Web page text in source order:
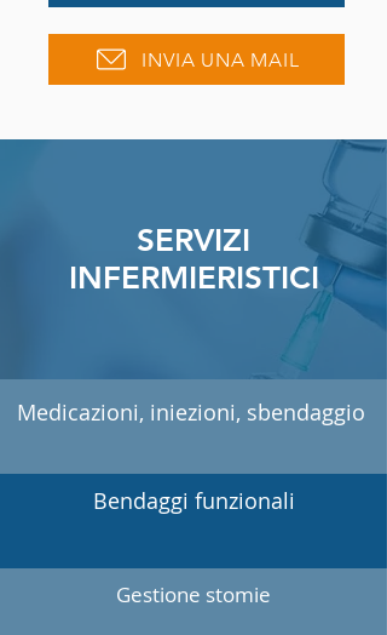
INVIA UNA MAIL
SERVIZI
INFERMIERISTICI
Medicazioni, iniezioni, sbendaggio
Bendaggi funzionali
Gestione stomie